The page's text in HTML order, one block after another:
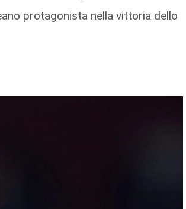
protagonista nella vittoria dello